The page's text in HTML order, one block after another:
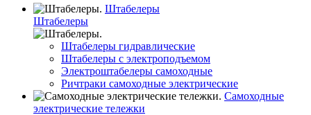
Штабелеры
Штабелеры
Штабелеры гидравлические
Штабелеры с электроподъемом
Электроштабелеры самоходные
Ричтраки самоходные электрические
Самоходные
электрические тележки